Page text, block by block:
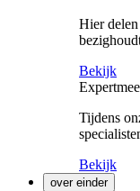
Hier
Bekijk
Tijdens
Bekijk
over einder